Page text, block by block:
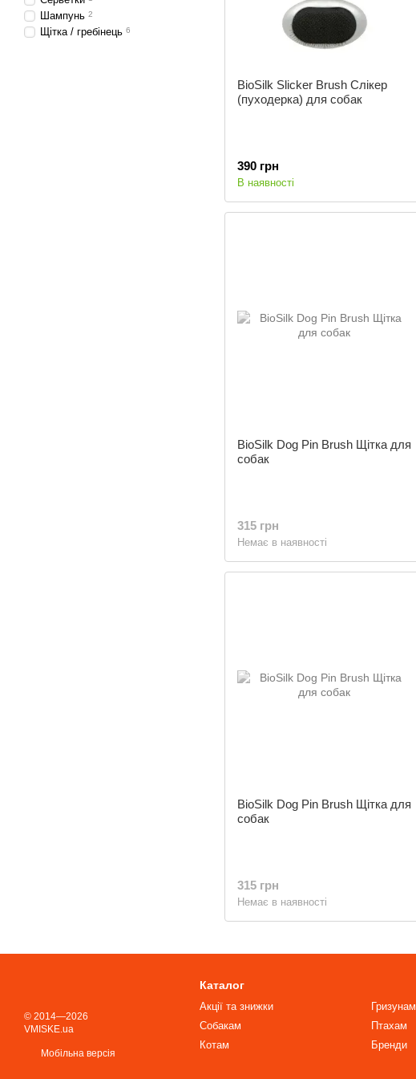
BioSilk Slicker Brush Слікер
(пуходерка) для собак
390 грн
В наявності
BioSilk Dog Pin Brush Щітка для
собак
315 грн
Немає в наявності
BioSilk Dog Pin Brush Щітка для
собак
315 грн
Немає в наявності
Шампунь 2
Щітка / гребінець 6
© 2014—2026
VMISKE.ua
Мобільна версія
Каталог
Акції та знижки
Собакам
Котам
Гризунам
Птахам
Бренди